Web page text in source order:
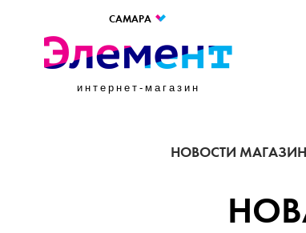
САМАРА
интернет-магазин
НОВОСТИ